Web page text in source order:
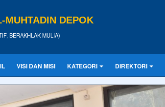
MUHTADIN DEPOK
BERAKHLAK MULIA)
VISI DAN MISI KATEGORI DIREKTORI